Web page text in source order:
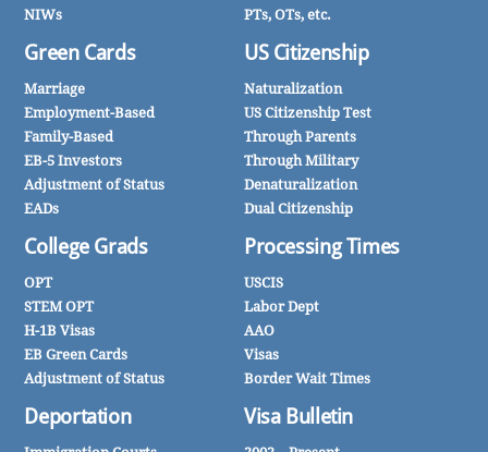
NIWs
Green Cards
Marriage
Employment-Based
Family-Based
EB-5 Investors
Adjustment of Status
EADs
College Grads
OPT
STEM OPT
H-1B Visas
EB Green Cards
Adjustment of Status
Deportation
PTs, OTs, etc.
US Citizenship
Naturalization
US Citizenship Test
Through Parents
Through Military
Denaturalization
Dual Citizenship
Processing Times
USCIS
Labor Dept
AAO
Visas
Border Wait Times
Visa Bulletin